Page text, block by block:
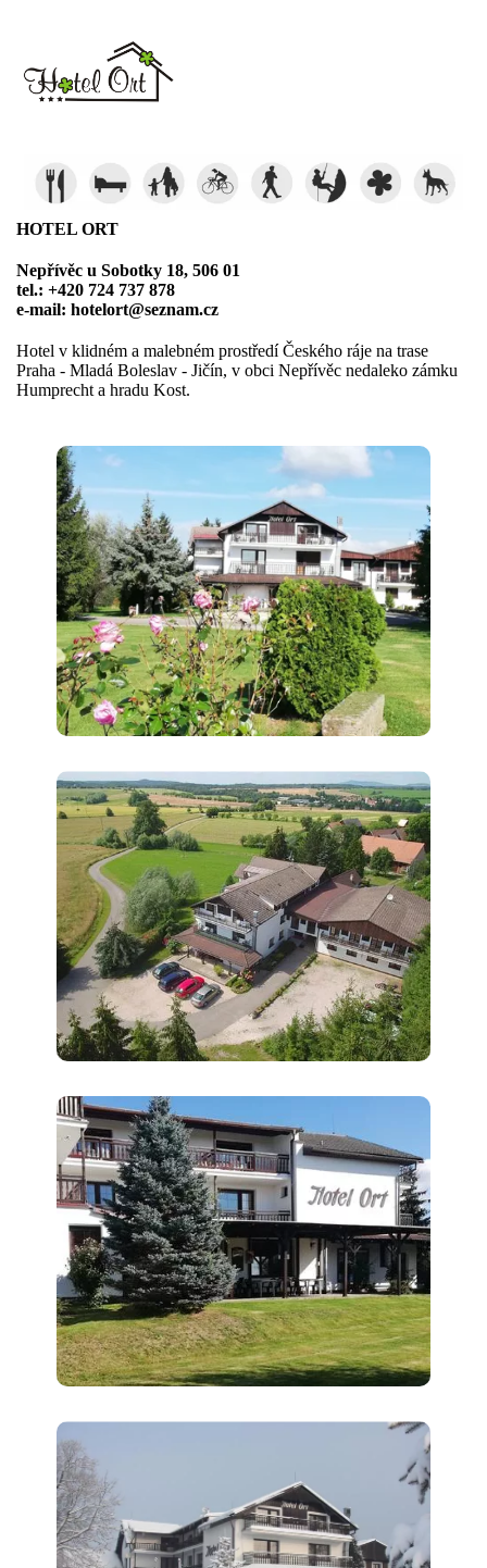
HOTEL ORT
Nepřívěc u Sobotky 18, 506 01
tel.: +420 724 737 878
e-mail: hotelort@seznam.cz
Hotel v klidném a malebném prostředí Českého ráje na trase
Praha - Mladá Boleslav - Jičín, v obci Nepřívěc nedaleko zámku
Humprecht a hradu Kost.